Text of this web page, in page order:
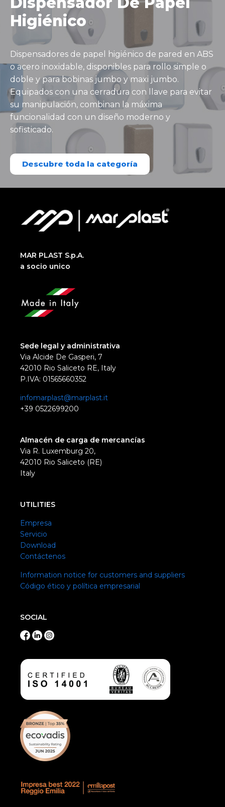
Higiénico
Dispensadores de papel higiénico de pared en ABS
o acero inoxidable, disponibles para rollo simple o
doble y para bobinas jumbo y maxi jumbo.
Equipados con una cerradura con llave para evitar
su manipulación, combinan la máxima
funcionalidad con un diseño moderno y
sofisticado.
Descubre toda la categoría
MAR PLAST S.p.A.
a socio unico
Sede legal y administrativa
Via Alcide De Gasperi, 7
42010 Rio Saliceto RE, Italy
P.IVA: 01565660352
infomarplast@marplast.it
+39 0522699200
Almacén de carga de mercancías
Via R. Luxemburg 20,
42010 Rio Saliceto (RE)
Italy
UTILITIES
Empresa
Servicio
Download
Contáctenos
Information notice for customers and suppliers
Código ético y política empresarial
SOCIAL